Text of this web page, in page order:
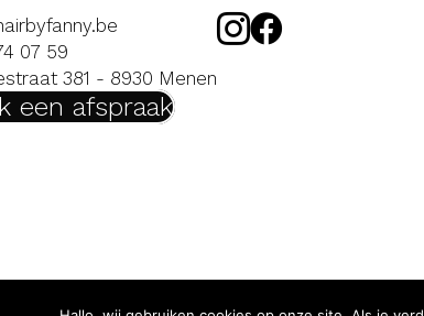
07 59
381 - 8930 Menen
een afspraak